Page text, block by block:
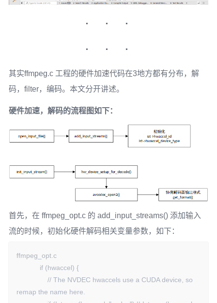
其实ffmpeg.c 工程的硬件加速代码在3地方都有分布，解
码，filter，编码。本文分开讲述。
硬件加速，解码的流程图如下：
首先，在 ffmpeg_opt.c 的 add_input_streams() 添加输入
流的时候，初始化硬件解码相关变量参数，如下：
ffmpeg_opt.c
remap the name here.